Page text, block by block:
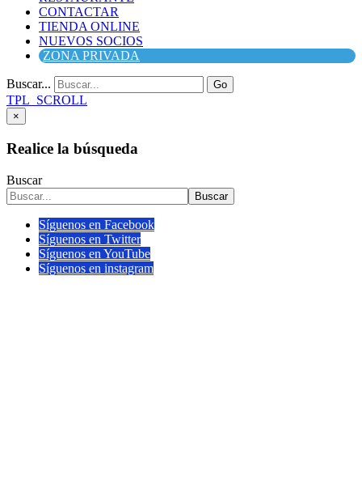
CONTACTAR
TIENDA ONLINE
NUEVOS SOCIOS
ZONA PRIVADA
Buscar... Go
TPL_SCROLL
×
Realice la búsqueda
Buscar
Buscar
Síguenos en Facebook
Síguenos en Twitter
Síguenos en YouTube
Síguenos en instagram